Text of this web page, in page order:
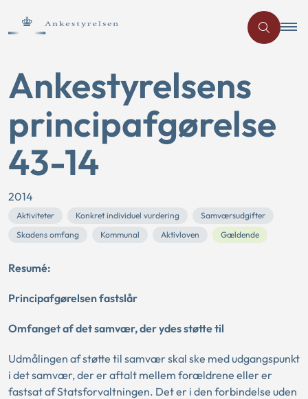
Ankestyrelsens
principafgørelse
43-14
2014
Aktiviteter Konkret individuel vurdering
Samværsudgifter
Skadens omfang
Kommunal Aktivloven Gældende
Resumé:
Principafgørelsen fastslår
Omfanget af det samvær, der ydes støtte til
Udmålingen af støtte til samvær skal ske med udgangspunkt
i det samvær, der er aftalt mellem forældrene eller er
fastsat af Statsforvaltningen. Det er i den forbindelse uden